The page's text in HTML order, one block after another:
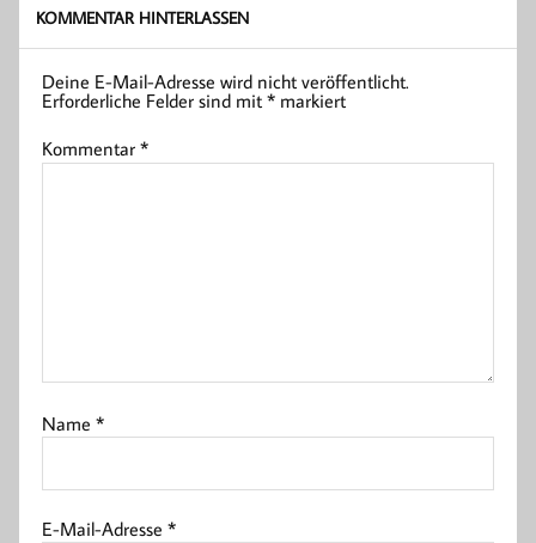
KOMMENTAR HINTERLASSEN
Deine E-Mail-Adresse wird nicht veröffentlicht.
Erforderliche Felder sind mit* markiert
Kommentar*
Name*
E-Mail-Adresse*